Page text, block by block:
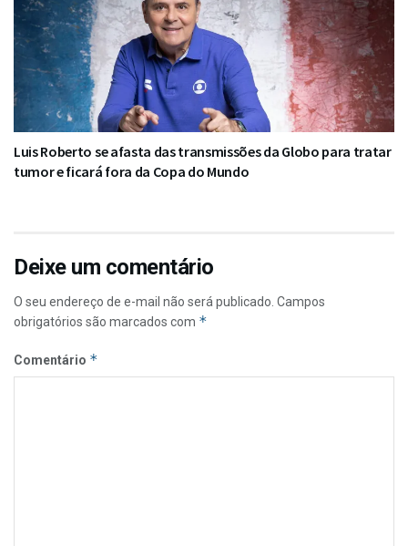
Luis Roberto se afasta das transmissões da Globo para tratar
tumor e ficará fora da Copa do Mundo
Deixe um comentário
O seu endereço de e-mail não será publicado. Campos
obrigatórios são marcados com *
Comentário *